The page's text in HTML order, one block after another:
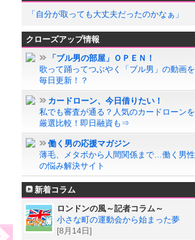
「自分が取っても大丈夫だったのかなぁ」
クローズアップ情報
「ブル男の部屋」ＯＰＥＮ！
歌って踊ってつぶやく「ブル男」の動画を
毎日更新！？
カードローン、今日借りたい！
私でも審査が通る？人気のカードローンを
厳選比較！即日融資も⇒
働く男の応援マガジン
薄毛、メタボから人間関係まで…働く男性
の悩み解決サイト
新着コラム
ロンドンの風～記者コラム～
小さな町の運動会から始まった夢
[8月14日]